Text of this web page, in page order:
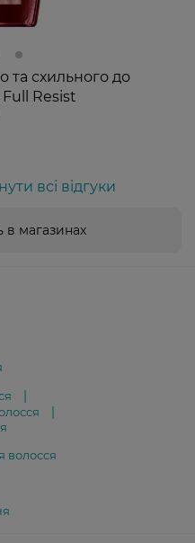
та схильного до
Resist
всі відгуки
в магазинах
волосся